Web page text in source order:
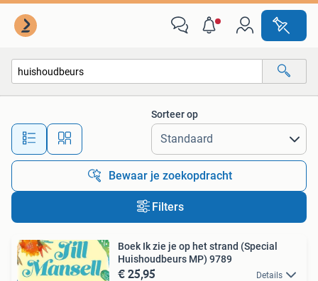
Alle afstanden…
Sorteer op
Bewaar je zoekopdracht
Filters
Boek Ik zie je op het strand (Special
Huishoudbeurs MP) 9789
€ 25,95 Details